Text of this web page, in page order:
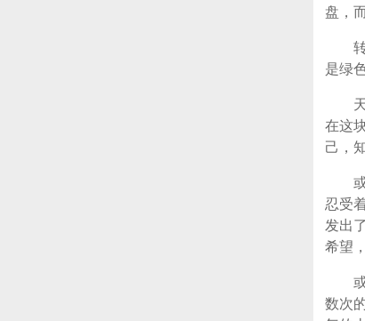
盘，
是绿色
在这
己，
忍受
发出
希望
数次